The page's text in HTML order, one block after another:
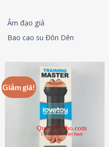
Âm đạo giả
Bao cao su Đôn Dên
Giảm giá!